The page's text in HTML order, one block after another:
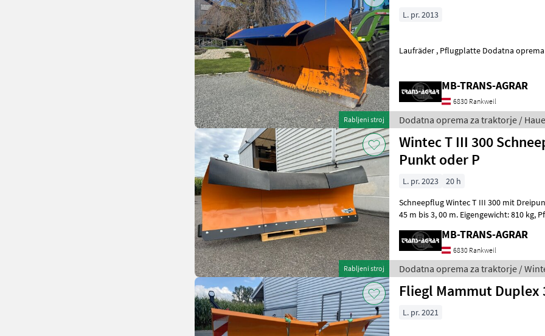
Rabljeni stroj
L. pr. 2013
Laufräder , Pflugplatte
MB-TRANS-AGRAR
6830 Rankweil
Dodatna oprema za traktorje /
Rabljeni stroj
Wintec T III 300
Punkt oder P
L. pr. 2023
20 h
Schneepflug Wintec T III 300 mit Dreipunktanbau,
45 m bis 3, 00 m. Eigengewicht: 810 kg, Pflughöhe: 1, 02 m (Mitte); 1, 17
MB-TRANS-AGRAR
6830 Rankweil
Dodatna oprema za traktorje /
Fliegl Mammut Duplex
L. pr. 2021